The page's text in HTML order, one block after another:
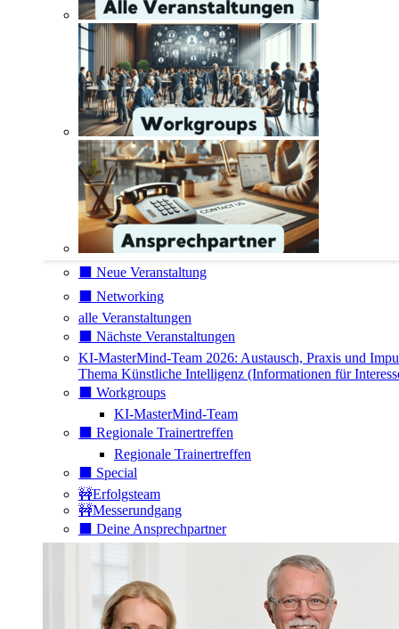
⬛️ Neue Veranstaltung
⬛️ Networking
alle Veranstaltungen
⬛️ Nächste Veranstaltungen
KI-MasterMind-Team 2026: Austausch, Praxis und
Thema Künstliche Intelligenz (Informationen für
⬛️ Workgroups
KI-MasterMind-Team
⬛️ Regionale Trainertreffen
Regionale Trainertreffen
⬛️ Special
🚧Erfolgsteam
🚧Messerundgang
⬛️ Deine Ansprechpartner